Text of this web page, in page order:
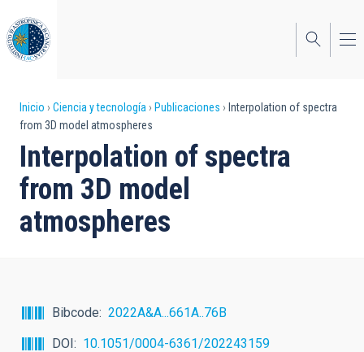
al
contenido
principal
Sobrescribir
enlaces
de
ayuda
a
Inicio Ciencia y tecnología Publicaciones
Interpolation of spectra
from 3D model atmospheres
Interpolation of spectra
from 3D model
atmospheres
Bibcode
2022A&A...661A..76B
DOI
10.1051/0004-6361/202243159